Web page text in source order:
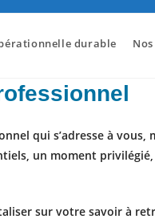
durable
qui s’adresse à vous,
un moment
sur votre savoir à